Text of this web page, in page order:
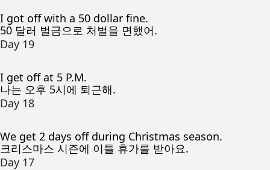
I got off with a 50 dollar fine.
50 달러 벌금으로 처벌을 면했어.
Day 19
I get off at 5 P.M.
나는 오후 5시에 퇴근해.
Day 18
We get 2 days off during Christmas season.
크리스마스 시즌에 이틀 휴가를 받아요.
Day 17